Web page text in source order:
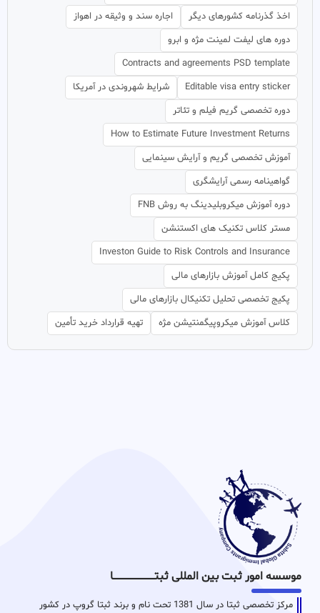
اخذ گذرنامه کشورهای دیگر
اجاره سند و وثیقه در اهواز
دوره های لیفت لمینت مژه و ابرو
Contracts and agreements PSD template
Editable visa entry sticker
شرایط شهروندی در آمریکا
دوره تخصصی گریم فیلم و تئاتر
How to Estimate Future Investment Returns
آموزش تخصصی گریم و آرایش سینمایی
گواهینامه رسمی آرایشگری
دوره آموزش میکروبلیدینگ به روش FNB
مستر کلاس تکنیک های اکستنشن
Investon Guide to Risk Controls and Insurance
پکیج کامل آموزش بازارهای مالی
پکیج تخصصی تحلیل تکنیکال بازارهای مالی
کلاس آموزش میکروپیگمنتیشن مژه
تهیه قرارداد خرید تأمین
موسسه امور ثبت بین المللی ثبتـــــــــــــــــــــــــــــا
مرکز تخصصی ثبتا در سال 1381 تحت نام و برند ثبتا گروپ در کشور